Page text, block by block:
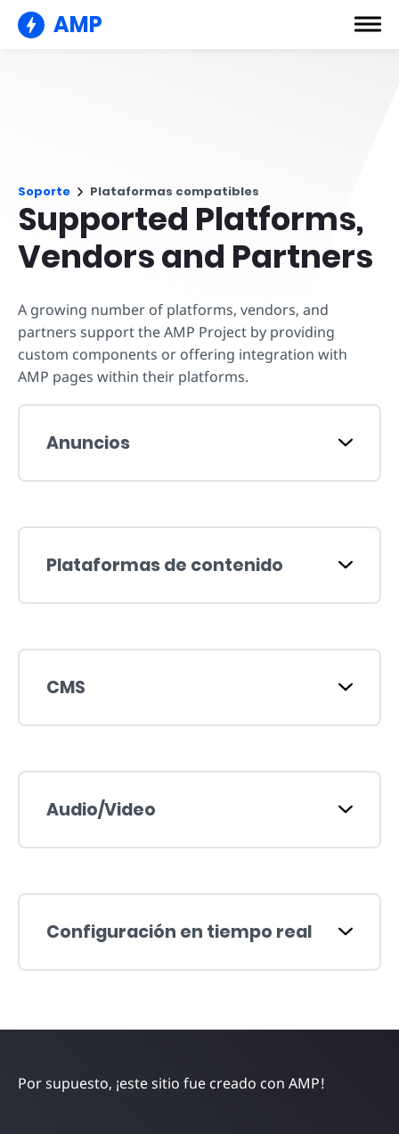
AMP
Soporte Plataformas compatibles
Supported Platforms,
Vendors and Partners
A growing number of platforms, vendors, and
partners support the AMP Project by providing
custom components or offering integration with
AMP pages within their platforms.
Anuncios
Plataformas de contenido
CMS
Audio/Video
Configuración en tiempo real
Por supuesto, ¡este sitio fue creado con AMP!